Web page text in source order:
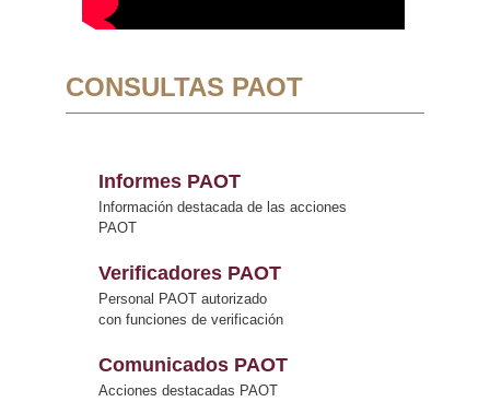
CONSULTAS PAOT
Informes PAOT
Información destacada de las acciones
PAOT
Verificadores PAOT
Personal PAOT autorizado
con funciones de verificación
Comunicados PAOT
Acciones destacadas PAOT